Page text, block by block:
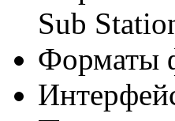
Sub
Форматы